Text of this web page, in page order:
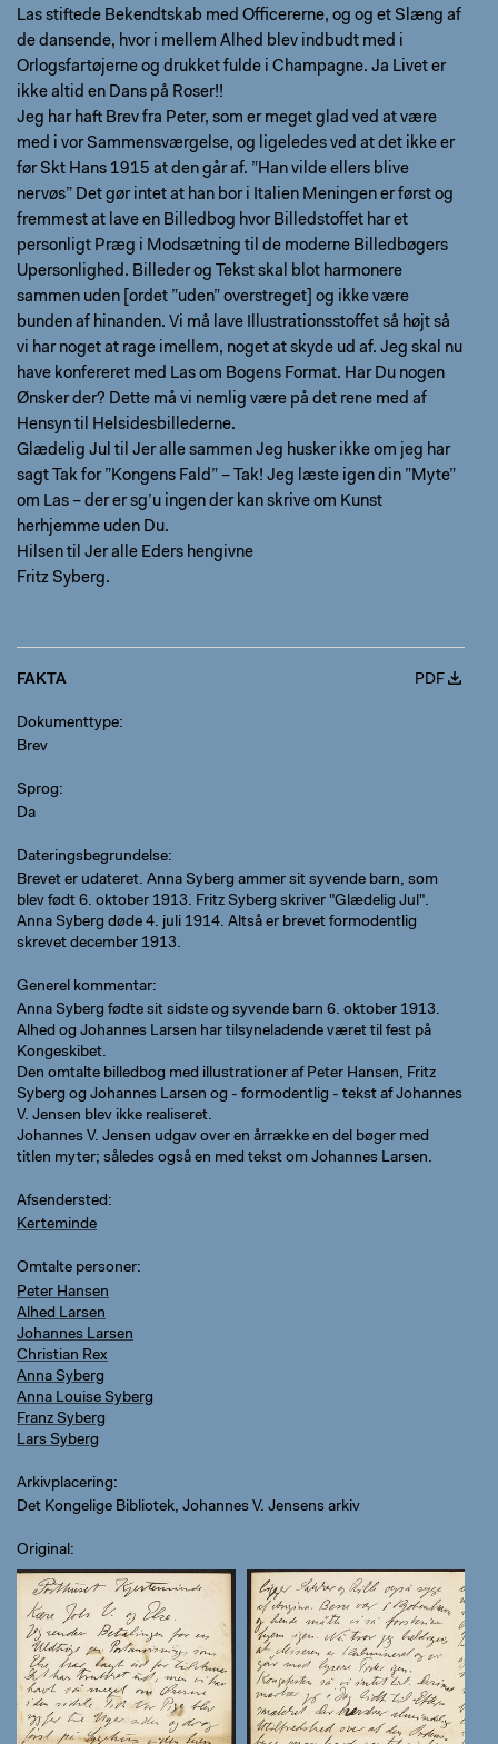
Las stiftede Bekendtskab med Officererne, og og et Slæng af
de dansende, hvor i mellem Alhed blev indbudt med i
Orlogsfartøjerne og drukket fulde i Champagne. Ja Livet er
ikke altid en Dans på Roser!!
Jeg har haft Brev fra Peter, som er meget glad ved at være
med i vor Sammensværgelse, og ligeledes ved at det ikke er
før Skt Hans 1915 at den går af. ”Han vilde ellers blive
nervøs” Det gør intet at han bor i Italien Meningen er først og
fremmest at lave en Billedbog hvor Billedstoffet har et
personligt Præg i Modsætning til de moderne Billedbøgers
Upersonlighed. Billeder og Tekst skal blot harmonere
sammen uden [ordet ”uden” overstreget] og ikke være
bunden af hinanden. Vi må lave Illustrationsstoffet så højt så
vi har noget at rage imellem, noget at skyde ud af. Jeg skal nu
have konfereret med Las om Bogens Format. Har Du nogen
Ønsker der? Dette må vi nemlig være på det rene med af
Hensyn til Helsidesbillederne.
Glædelig Jul til Jer alle sammen Jeg husker ikke om jeg har
sagt Tak for ”Kongens Fald” – Tak! Jeg læste igen din ”Myte”
om Las – der er sg’u ingen der kan skrive om Kunst
herhjemme uden Du.
Hilsen til Jer alle Eders hengivne
Fritz Syberg.
FAKTA PDF
Dokumenttype
Brev
Sprog
Da
Dateringsbegrundelse
Brevet er udateret. Anna Syberg ammer sit syvende barn, som
blev født 6. oktober 1913. Fritz Syberg skriver "Glædelig Jul".
Anna Syberg døde 4. juli 1914. Altså er brevet formodentlig
skrevet december 1913.
Generel kommentar
Anna Syberg fødte sit sidste og syvende barn 6. oktober 1913.
Alhed og Johannes Larsen har tilsyneladende været til fest på
Kongeskibet.
Den omtalte billedbog med illustrationer af Peter Hansen, Fritz
Syberg og Johannes Larsen og - formodentlig - tekst af Johannes
V. Jensen blev ikke realiseret.
Johannes V. Jensen udgav over en årrække en del bøger med
titlen myter; således også en med tekst om Johannes Larsen.
Afsendersted
Kerteminde
Omtalte personer
Peter Hansen
Alhed Larsen
Johannes Larsen
Christian Rex
Anna Syberg
Anna Louise Syberg
Franz Syberg
Lars Syberg
Arkivplacering
Det Kongelige Bibliotek, Johannes V. Jensens arkiv
Original